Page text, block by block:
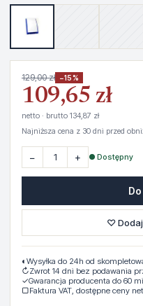
129,00 zł −15%
109,65 zł
netto · brutto 134,87 zł
Najniższa cena z 30 dni przed
− + ● Dostępny
♡
◐ Wysyłka do 24h od
↻Zwrot 14 dni bez podawania
✓Gwarancja producenta do 60
▢Faktura VAT, dostępne ceny